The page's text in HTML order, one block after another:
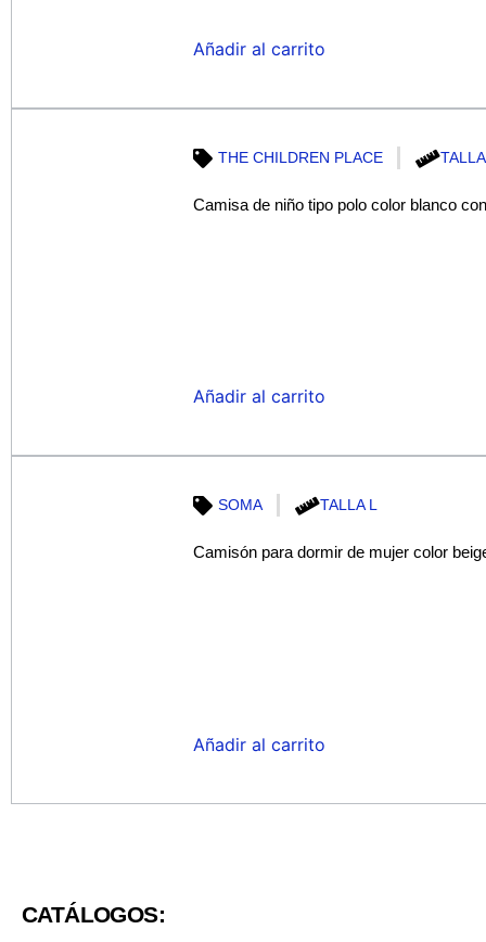
Añadir al carrito
THE CHILDREN PLACE
Camisa de niño tipo polo color blanco
Añadir al carrito
SOMA TALLA L
Camisón para dormir de mujer color
Añadir al carrito
CATÁLOGOS: